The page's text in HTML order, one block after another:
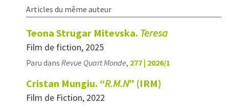
Articles du même auteur
Teona Strugar Mitevska. Teresa
Film de fiction, 2025
Paru dans Revue Quart Monde, 277 | 2026/1
Cristan Mungiu. “R.M.N” (IRM)
Film de Fiction, 2022